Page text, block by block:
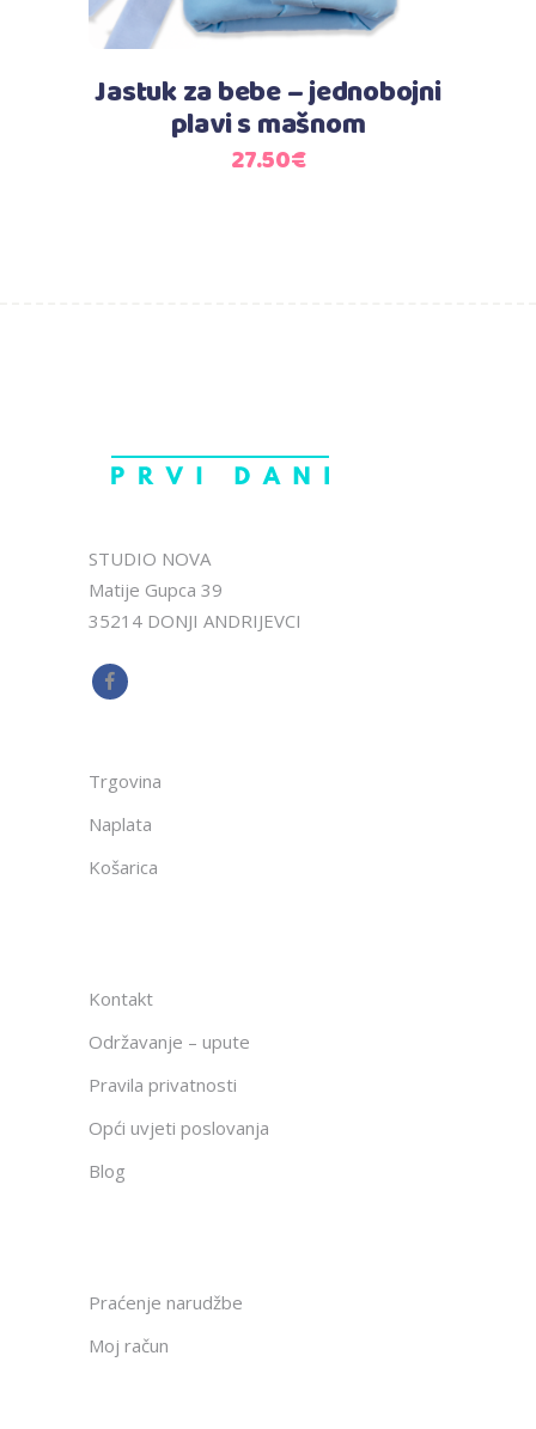
Jastuk za bebe – jednobojni
plavi s mašnom
27.50€
STUDIO NOVA
Matije Gupca 39
35214 DONJI ANDRIJEVCI
Trgovina
Naplata
Košarica
Kontakt
Održavanje – upute
Pravila privatnosti
Opći uvjeti poslovanja
Blog
Praćenje narudžbe
Moj račun